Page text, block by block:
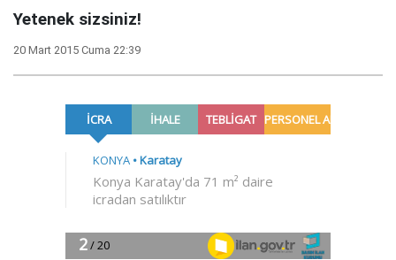
Yetenek sizsiniz!
20 Mart 2015 Cuma 22:39